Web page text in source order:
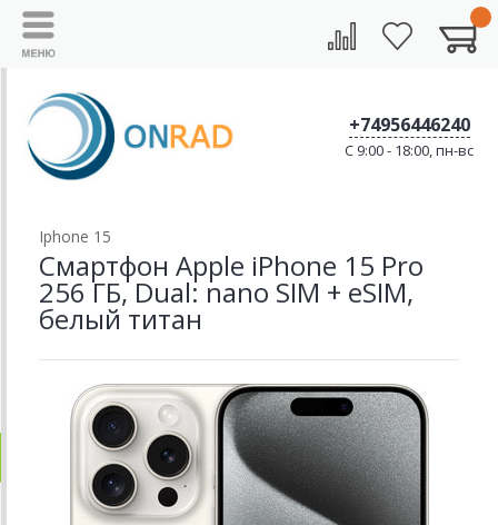
+74956446240
C 9:00 - 18:00, пн-вс
Iphone 15
Смартфон Apple iPhone 15 Pro
256 ГБ, Dual: nano SIM + eSIM,
белый титан